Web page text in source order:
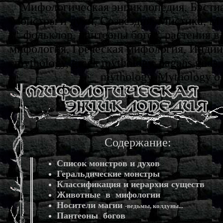
Мифологическая энциклопедия,
Монстры и духи, Созвездия, Мистика,
фольклор, пантеоны богов, растения
мифология, Греческая мифология,
mythology, greek mythology, pagans
mythology, Mythology
Содержание:
Список монстров и духов
Геральдические монстры
Классификация и иерархия существ
Животные в мифологии
Носители магии-ведьмы, колдуны...
Пантеоны богов